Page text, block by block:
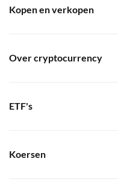
Kopen en verkopen
Over cryptocurrency
ETF's
Koersen